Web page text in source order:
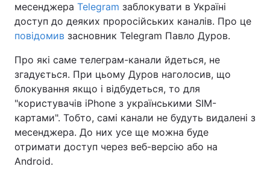
месенджера Telegram заблокувати в Україні
доступ до деяких проросійських каналів. Про це
повідомив засновник Telegram Павло Дуров.
Про які саме телеграм-канали йдеться, не
згадується. При цьому Дуров наголосив, що
блокування якщо і відбудеться, то для
"користувачів iPhone з українськими SIM-
картами". Тобто, самі канали не будуть видалені з
месенджера. До них усе ще можна буде
отримати доступ через веб-версію або на
Android.